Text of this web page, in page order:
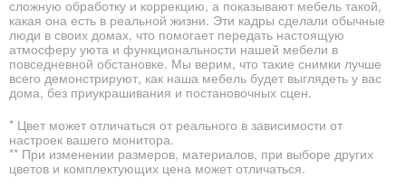
сложную обработку и коррекцию, а показывают мебель такой,
какая она есть в реальной жизни. Эти кадры сделали обычные
люди в своих домах, что помогает передать настоящую
атмосферу уюта и функциональности нашей мебели в
повседневной обстановке. Мы верим, что такие снимки лучше
всего демонстрируют, как наша мебель будет выглядеть у вас
дома, без приукрашивания и постановочных сцен.
* Цвет может отличаться от реального в зависимости от
настроек вашего монитора.
** При изменении размеров, материалов, при выборе других
цветов и комплектующих цена может отличаться.